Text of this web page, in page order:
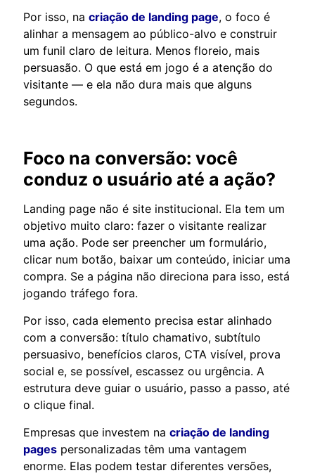
Por isso, na criação de landing page, o foco é
alinhar a mensagem ao público-alvo e construir
um funil claro de leitura. Menos floreio, mais
persuasão. O que está em jogo é a atenção do
visitante — e ela não dura mais que alguns
segundos.
Foco na conversão: você
conduz o usuário até a ação?
Landing page não é site institucional. Ela tem um
objetivo muito claro: fazer o visitante realizar
uma ação. Pode ser preencher um formulário,
clicar num botão, baixar um conteúdo, iniciar uma
compra. Se a página não direciona para isso, está
jogando tráfego fora.
Por isso, cada elemento precisa estar alinhado
com a conversão: título chamativo, subtítulo
persuasivo, benefícios claros, CTA visível, prova
social e, se possível, escassez ou urgência. A
estrutura deve guiar o usuário, passo a passo, até
o clique final.
Empresas que investem na criação de landing
pages personalizadas têm uma vantagem
enorme. Elas podem testar diferentes versões,